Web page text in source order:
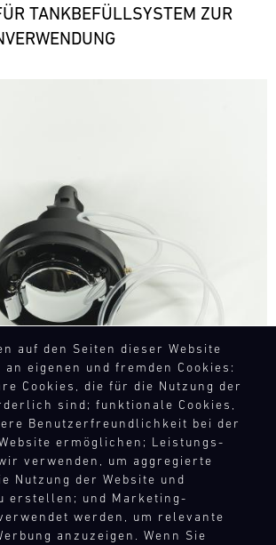
auf den Seiten dieser Website
an eigenen und fremden Cookies:
Cookies, die für die Nutzung der
sind; funktionale Cookies,
Benutzerfreundlichkeit bei der
ermöglichen; Leistungs-
verwenden, um aggregierte
Nutzung der Website und
erstellen; und Marketing-
werden, um relevante
anzuzeigen. Wenn Sie
TANKBEFÜLLSYSTEM ZUR
ZAPFPISTOLE